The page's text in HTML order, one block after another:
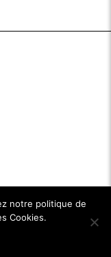
notre politique de
Cookies.